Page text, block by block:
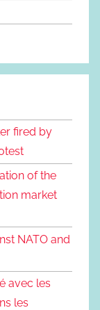
fired by
of the
market
NATO and
avec les
les